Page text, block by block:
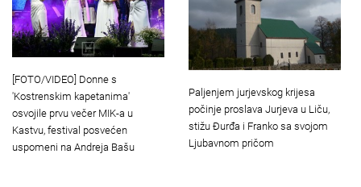
[FOTO/VIDEO] Donne s
'Kostrenskim kapetanima'
osvojile prvu večer MIK-a u
Kastvu, festival posvećen
uspomeni na Andreja Bašu
Paljenjem jurjevskog krijesa
počinje proslava Jurjeva u Liču,
stižu Đurđa i Franko sa svojom
Ljubavnom pričom